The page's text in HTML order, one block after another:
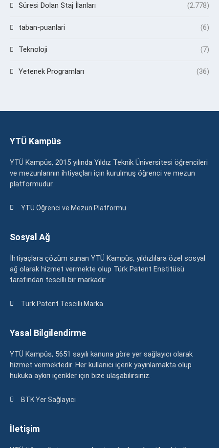
Süresi Dolan Staj İlanları (2.778)
taban-puanlari (6)
Teknoloji (7)
Yetenek Programları (36)
YTÜ Kampüs
YTÜ Kampüs, 2015 yılında Yıldız Teknik Üniversitesi öğrencileri
ve mezunlarının ihtiyaçları için kurulmuş öğrenci ve mezun
platformudur.
YTÜ Öğrenci ve Mezun Platformu
Sosyal Ağ
İhtiyaçlara çözüm sunan YTÜ Kampüs, yıldızlılara özel sosyal
ağ olarak hizmet vermekte olup Türk Patent Enstitüsü
tarafından tescilli bir markadır.
Türk Patent Tescilli Marka
Yasal Bilgilendirme
YTÜ Kampüs, 5651 sayılı kanuna göre yer sağlayıcı olarak
hizmet vermektedir. Her kullanıcı içerik yayınlamakta olup
hukuka aykırı içerikler için bize ulaşabilirsiniz.
BTK Yer Sağlayıcı
İletişim